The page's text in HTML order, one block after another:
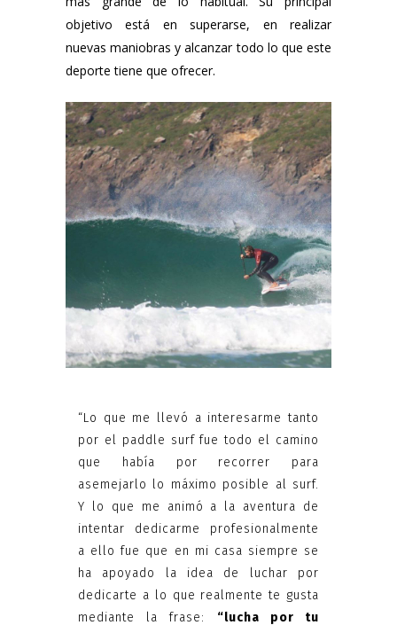
objetivo está en superarse, en realizar
nuevas maniobras y alcanzar todo lo que este
deporte tiene que ofrecer.
“Lo que me llevó a interesarme tanto
por el paddle surf fue todo el camino
que había por recorrer para
asemejarlo lo máximo posible al surf.
Y lo que me animó a la aventura de
intentar dedicarme profesionalmente
a ello fue que en mi casa siempre se
ha apoyado la idea de luchar por
dedicarte a lo que realmente te gusta
mediante la frase: “lucha por tu